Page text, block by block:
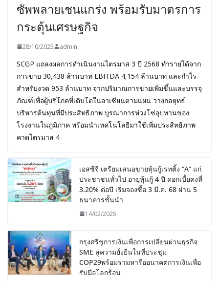
ซัพพลายเชนแกร่ง พร้อมรับมาตรการ
กระตุ้นเศรษฐกิจ
28/10/2025 admin
SCGP แถลงผลการดำเนินงานไตรมาส 3 ปี 2568 ทำรายได้จาก
การขาย 30,438 ล้านบาท EBITDA 4,154 ล้านบาท และกำไร
สำหรับงวด 953 ล้านบาท จากปริมาณการขายเพิ่มขึ้นและบรรจุ
ภัณฑ์เพื่อผู้บริโภคที่เติบโตในอาเซียนตามแผน วางกลยุทธ์
บริหารต้นทุนที่มีประสิทธิภาพ บูรณาการห่วงโซ่อุปทานของ
โรงงานในภูมิภาค พร้อมนำเทคโนโลยีมาใช้เพิ่มประสิทธิภาพ
คาดไตรมาส 4
เอสซีจี เตรียมเสนอขายหุ้นกู้เรทติ้ง “A” แก่
ประชาชนทั่วไป อายุหุ้นกู้ 4 ปี ดอกเบี้ยคงที่
3.20% ต่อปี เริ่มจองซื้อ 3 มี.ค. 68 ผ่าน 5
ธนาคารชั้นนำ
14/02/2025
กรุงศรีชูการเงินเพื่อการเปลี่ยนผ่านธุรกิจ
SME สู่ความยั่งยืนในที่ประชุม
COP29พร้อมร่วมหารืออนาคตการเงินเพื่อ
รับมือโลกร้อน